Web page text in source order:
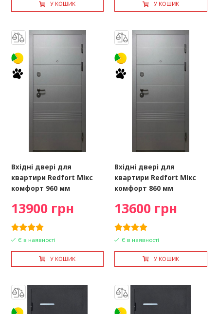
У КОШИК У КОШИК
Вхідні двері для
квартири Redfort Мікс
комфорт 960 мм
13900 грн
Є в наявності
У КОШИК
Вхідні двері для
квартири Redfort Мікс
комфорт 860 мм
13600 грн
Є в наявності
У КОШИК